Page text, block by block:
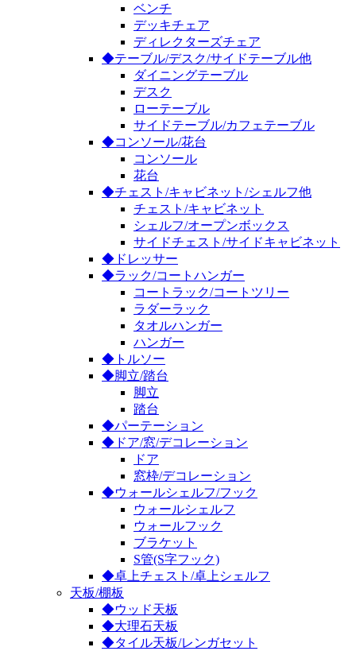
ベンチ
デッキチェア
ディレクターズチェア
◆テーブル/デスク/サイドテーブル他
ダイニングテーブル
デスク
ローテーブル
サイドテーブル/カフェテーブル
◆コンソール/花台
コンソール
花台
◆チェスト/キャビネット/シェルフ他
チェスト/キャビネット
シェルフ/オープンボックス
サイドチェスト/サイドキャビネット
◆ドレッサー
◆ラック/コートハンガー
コートラック/コートツリー
ラダーラック
タオルハンガー
ハンガー
◆トルソー
◆脚立/踏台
脚立
踏台
◆パーテーション
◆ドア/窓/デコレーション
ドア
窓枠/デコレーション
◆ウォールシェルフ/フック
ウォールシェルフ
ウォールフック
ブラケット
S管(S字フック)
◆卓上チェスト/卓上シェルフ
天板/棚板
◆ウッド天板
◆大理石天板
◆タイル天板/レンガセット